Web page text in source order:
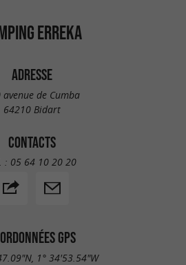
ERREKA
ADRESSE
avenue de Cumba
64210 Bidart
CONTACTS
: 05 64 10 20 20
GPS
1° 34'53.54"W